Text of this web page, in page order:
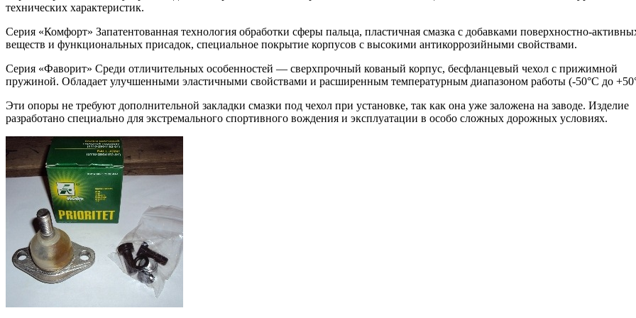
технических характеристик.
Серия «Комфорт» Запатентованная технология обработки сферы пальца, пластичная смазка с добавками поверхностно-
веществ и функциональных присадок, специальное покрытие корпусов с высокими антикоррозийными свойствами.
Серия «Фаворит» Среди отличительных особенностей — сверхпрочный кованый корпус, бесфланцевый чехол с прижимной
пружиной. Обладает улучшенными эластичными свойствами и расширенным температурным диапазоном работы (-50°С до
Эти опоры не требуют дополнительной закладки смазки под чехол при установке, так как она уже заложена на заводе. Изделие
разработано специально для экстремального спортивного вождения и эксплуатации в особо сложных дорожных условиях.